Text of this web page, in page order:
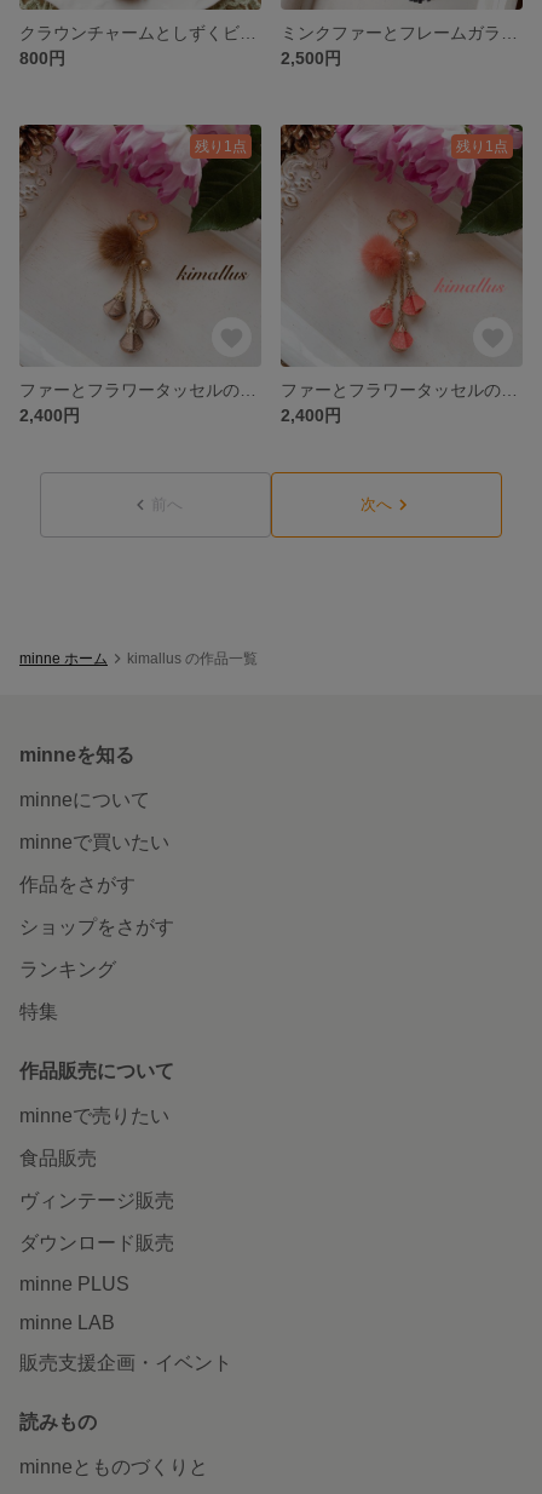
800円
2,500円
残り1点
2,400円
残り1点
2,400円
前へ 次へ
minne ホーム kimallus の作品一覧
minneを知る
minneについて
minneで買いたい
作品をさがす
ショップをさがす
ランキング
特集
作品販売について
minneで売りたい
食品販売
ヴィンテージ販売
ダウンロード販売
minne PLUS
minne LAB
販売支援企画・イベント
読みもの
minneとものづくりと